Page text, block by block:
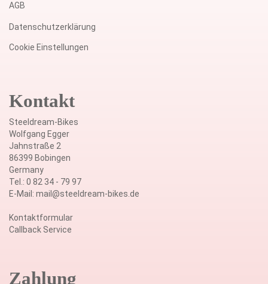
AGB
Datenschutzerklärung
Cookie Einstellungen
Kontakt
Steeldream-Bikes
Wolfgang Egger
Jahnstraße 2
86399 Bobingen
Germany
Tel.: 0 82 34 - 79 97
E-Mail: mail@steeldream-bikes.de
Kontaktformular
Callback Service
Zahlung